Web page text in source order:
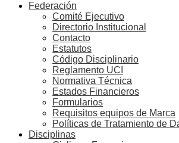
Federación
Comité Ejecutivo
Directorio Institucional
Contacto
Estatutos
Código Disciplinario
Reglamento UCI
Normativa Técnica
Estados Financieros
Formularios
Requisitos equipos de Marca
Políticas de Tratamiento de
Disciplinas